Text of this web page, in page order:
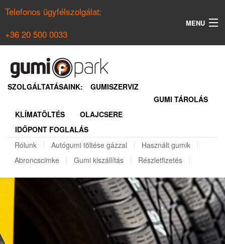
Telefonos ügyfélszolgálat:
+36 20 500 0033
MENU
NYÁRI GUMI KERESŐ
REGISZTRÁCIÓ
SZOLGÁLTATÁSAINK:
GUMISZERVIZ
GUMI TÁROLÁS
KLÍMATÖLTÉS
OLAJCSERE
IDŐPONT FOGLALÁS
Rólunk
Autógumi töltése gázzal
Használt gumik
Abroncscimke
Gumi kiszállítás Részletfizetés